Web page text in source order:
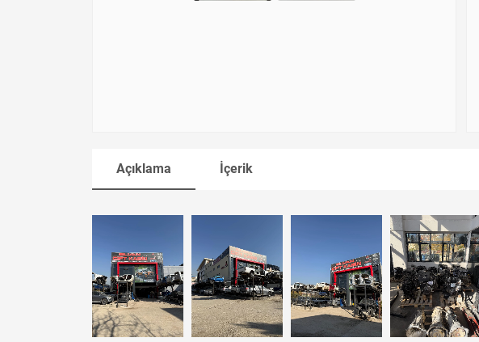
Açıklama İçerik